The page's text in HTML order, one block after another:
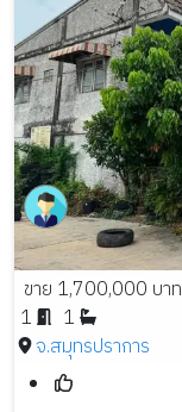
ขาย 1,700,000 บาท
1
1
จ.สมุทรปราการ